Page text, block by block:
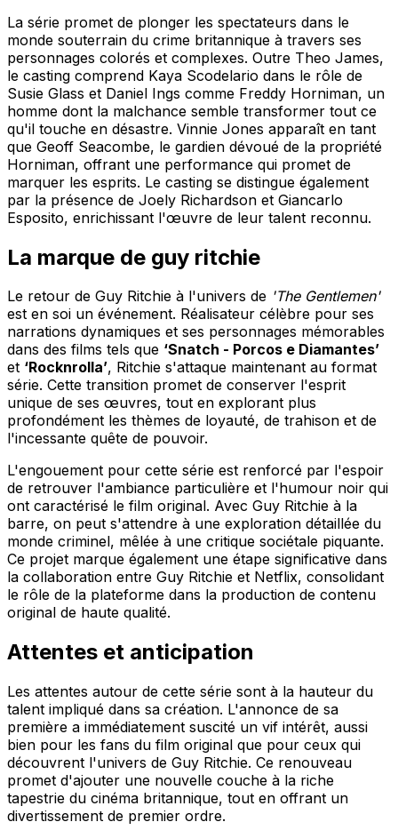
La série promet de plonger les spectateurs dans le
monde souterrain du crime britannique à travers ses
personnages colorés et complexes. Outre Theo James,
le casting comprend Kaya Scodelario dans le rôle de
Susie Glass et Daniel Ings comme Freddy Horniman, un
homme dont la malchance semble transformer tout ce
qu'il touche en désastre. Vinnie Jones apparaît en tant
que Geoff Seacombe, le gardien dévoué de la propriété
Horniman, offrant une performance qui promet de
marquer les esprits. Le casting se distingue également
par la présence de Joely Richardson et Giancarlo
Esposito, enrichissant l'œuvre de leur talent reconnu.
La marque de guy ritchie
Le retour de Guy Ritchie à l'univers de 'The Gentlemen'
est en soi un événement. Réalisateur célèbre pour ses
narrations dynamiques et ses personnages mémorables
dans des films tels que ‘Snatch - Porcos e Diamantes’
et ‘Rocknrolla’, Ritchie s'attaque maintenant au format
série. Cette transition promet de conserver l'esprit
unique de ses œuvres, tout en explorant plus
profondément les thèmes de loyauté, de trahison et de
l'incessante quête de pouvoir.
L'engouement pour cette série est renforcé par l'espoir
de retrouver l'ambiance particulière et l'humour noir qui
ont caractérisé le film original. Avec Guy Ritchie à la
barre, on peut s'attendre à une exploration détaillée du
monde criminel, mêlée à une critique sociétale piquante.
Ce projet marque également une étape significative dans
la collaboration entre Guy Ritchie et Netflix, consolidant
le rôle de la plateforme dans la production de contenu
original de haute qualité.
Attentes et anticipation
Les attentes autour de cette série sont à la hauteur du
talent impliqué dans sa création. L'annonce de sa
première a immédiatement suscité un vif intérêt, aussi
bien pour les fans du film original que pour ceux qui
découvrent l'univers de Guy Ritchie. Ce renouveau
promet d'ajouter une nouvelle couche à la riche
tapestrie du cinéma britannique, tout en offrant un
divertissement de premier ordre.